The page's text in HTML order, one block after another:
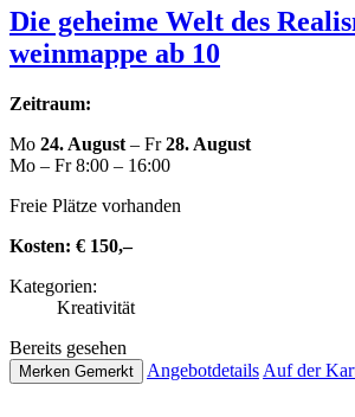
Die geheime Welt des
wein­map­pe ab 10
Zeitraum:
Mo 24. August – Fr28. August
Mo – Fr 8:00 – 16:00
Freie Plätze vorhanden
Kosten: € 150,–
Kate­go­rien:
Krea­ti­vi­tät
Bereits gesehen
Merken Gemerkt Ange­botde­tails Auf der